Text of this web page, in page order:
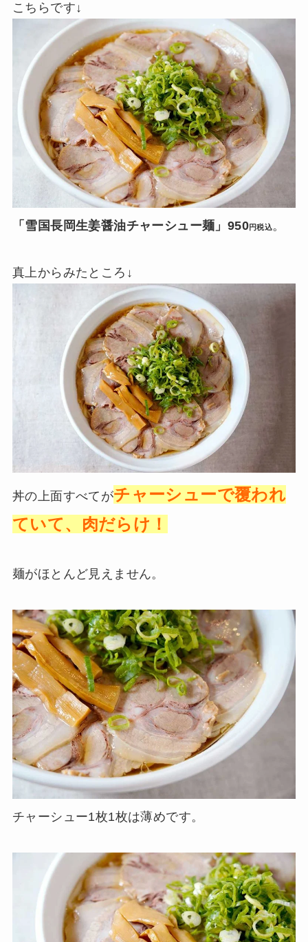
こちらです↓
「雪国長岡生姜醤油チャーシュー麺」950円税込。
真上からみたところ↓
丼の上面すべてがチャーシューで覆われ
ていて、肉だらけ！
麺がほとんど見えません。
チャーシュー1枚1枚は薄めです。